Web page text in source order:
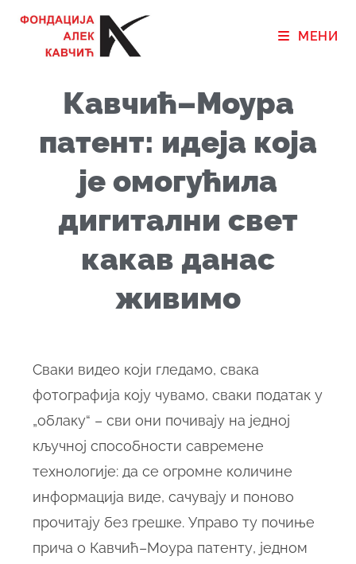
МЕНИ
Кавчић–Моура
патент: идеја која
је омогућила
дигитални свет
какав данас
живимо
Сваки видео који гледамо, свака
фотографија коју чувамо, сваки податак у
„облаку“ – сви они почивају на једној
кључној способности савремене
технологије: да се огромне количине
информација виде, сачувају и поново
прочитају без грешке. Управо ту почиње
прича о Кавчић–Моура патенту, једном